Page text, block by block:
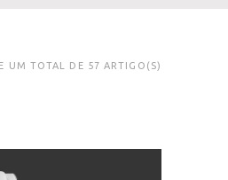
UM TOTAL DE 57 ARTIGO(S)